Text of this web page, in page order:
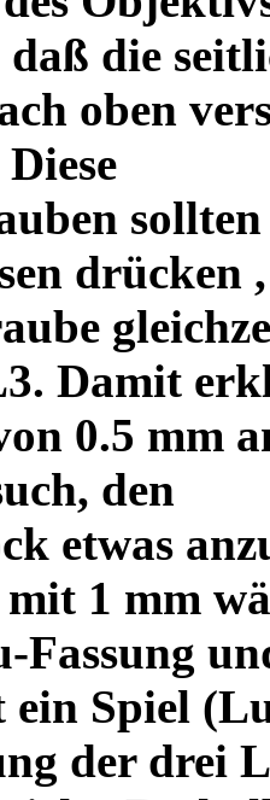
die
oben
drücken
Damit
0.5 mm
den
etwas
1 mm
Fassung
ein Spiel
der drei